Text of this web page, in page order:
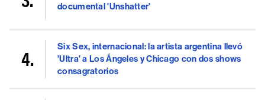
documental 'Unshatter'
Six Sex, internacional: la artista argentina llevó
'Ultra' a Los Ángeles y Chicago con dos shows
consagratorios